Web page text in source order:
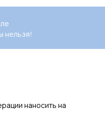
наносить на
нельзя!